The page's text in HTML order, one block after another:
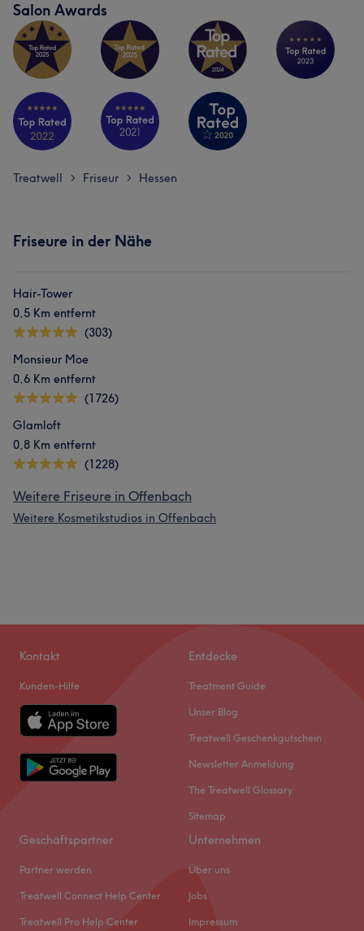
Salon Awards
Treatwell > Friseur > Hessen
Friseure in der Nähe
Hair-Tower
0,5 Km entfernt
(303)
Monsieur Moe
0,6 Km entfernt
(1726)
Glamloft
0,8 Km entfernt
(1228)
Weitere Friseure in Offenbach
Weitere Kosmetikstudios in Offenbach
Kontakt
Kunden-Hilfe
Entdecke
Treatment Guide
Unser Blog
Treatwell Geschenkgutschein
Newsletter Anmeldung
The Treatwell Glossary
Sitemap
Geschäftspartner
Partner werden
Treatwell Connect Help Center
Treatwell Pro Help Center
Unternehmen
Über uns
Jobs
Impressum